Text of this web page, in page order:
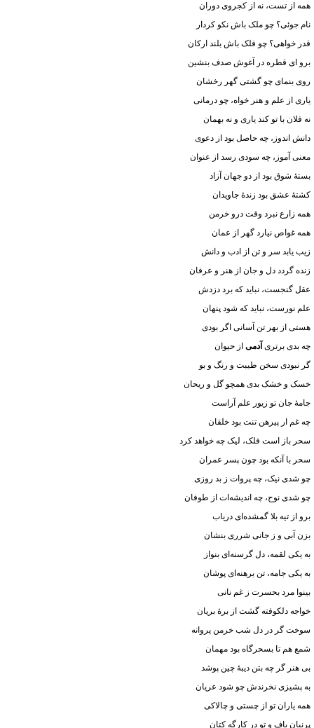
همه از تست، نه از کجروی دوران
نام جوئی؟ چو ملک باش نکو کردار
قدر خواهی؟ چو فلک باش بلند ارکان
برو ای قطره در آغوش صدف بنشین
روی بنمای چو گشتی گهر رخشان
یاری از علم و هنر خواه، چو درمانی
نه فلان با تو کند یاری و نه بهمان
دانش اندوز، چه حاصل بود از دعوی
معنی آموز، چه سودی رسد از عنوان
بستهٔ شوق بود از دو جهان آزاد
کشتهٔ عشق بود زندهٔ جاویدان
همه زارع نبرد وقت درو خرمن
همه غواص نیارد گهر از عمان
زیب یابد سر و تن از ادب و دانش
زنده گردد دل و جان از هنر و عرفان
عقل گنجست، نباید که برد دزدش
علم نورست، نباید که شود پنهان
هستی از بهر تن آسانی اگر بودی
چه بدی برتری آدمی از حیوان
گر نبودی سخن طیبت و رنگ و بو
خسک و خشک بدی همچو گل و ریحان
جامهٔ جان تو زیور علم آراست
چه غم ار پیرهن تنت بود خلقان
سحر باز است فلک، لیک چه خواهد کرد
سحر با آنکه بود چون پسر عمران
چو شدی نیک، چه پروات ز بد روزی
چو شدی نوح، چه اندیشه‌ات از طوفان
برو از تیه بلا گمشده‌ای دریاب
بزن آبی و ز جانی شرری بنشان
به یکی لقمه، دل گرسنه‌ای بنواز
به یکی جامه، تن برهنه‌ای پوشان
بینوا مرد بحسرت ز غم نانی
خواجه دلکوفته گشت از برهٔ بریان
سوخت گر در دل شب خرمن پروانه
شمع هم تا بسحرگاه بود مهمان
بی هنر گر چه بتن دیبهٔ چین پوشد
به پشیزی نخرندش چو شود عریان
همه یاران تو از چستی و چالاکی
پرنیان باف و تو در کارگه کتان